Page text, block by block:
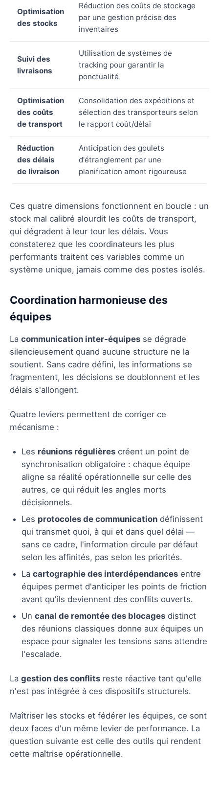
Optimisation
des stocks
Réduction des coûts de stockage
par une gestion précise des
inventaires
Suivi des
livraisons
Utilisation de systèmes de
tracking pour garantir la
ponctualité
Optimisation
des coûts
de transport
Consolidation des expéditions et
sélection des transporteurs selon
le rapport coût/délai
Réduction
des délais
de livraison
Anticipation des goulets
d'étranglement par une
planification amont rigoureuse
Ces quatre dimensions fonctionnent en boucle : un
stock mal calibré alourdit les coûts de transport,
qui dégradent à leur tour les délais. Vous
constaterez que les coordinateurs les plus
performants traitent ces variables comme un
système unique, jamais comme des postes isolés.
Coordination harmonieuse des
équipes
La communication inter-équipes se dégrade
silencieusement quand aucune structure ne la
soutient. Sans cadre défini, les informations se
fragmentent, les décisions se doublonnent et les
délais s'allongent.
Quatre leviers permettent de corriger ce
mécanisme :
Les réunions régulières créent un point de
synchronisation obligatoire : chaque équipe
aligne sa réalité opérationnelle sur celle des
autres, ce qui réduit les angles morts
décisionnels.
Les protocoles de communication définissent
qui transmet quoi, à qui et dans quel délai —
sans ce cadre, l'information circule par défaut
selon les affinités, pas selon les priorités.
La cartographie des interdépendances entre
équipes permet d'anticiper les points de friction
avant qu'ils deviennent des conflits ouverts.
Un canal de remontée des blocages distinct
des réunions classiques donne aux équipes un
espace pour signaler les tensions sans attendre
l'escalade.
La gestion des conflits reste réactive tant qu'elle
n'est pas intégrée à ces dispositifs structurels.
Maîtriser les stocks et fédérer les équipes, ce sont
deux faces d'un même levier de performance. La
question suivante est celle des outils qui rendent
cette maîtrise opérationnelle.